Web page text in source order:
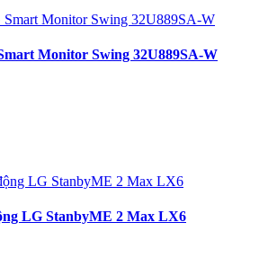
Monitor Swing 32U889SA-W
LG StanbyME 2 Max LX6